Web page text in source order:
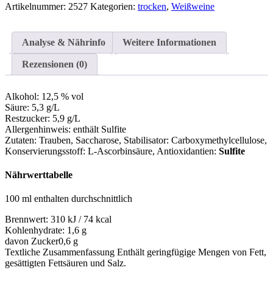
Menge
Artikelnummer: 2527 Kategorien: trocken, Weißweine
Analyse & Nährinfo Weitere Informationen
Rezensionen (0)
Alkohol: 12,5 % vol
Säure: 5,3 g/L
Restzucker: 5,9 g/L
Allergenhinweis: enthält Sulfite
Zutaten: Trauben, Saccharose, Stabilisator: Carboxymethylcellulose,
Konservierungsstoff: L-Ascorbinsäure, Antioxidantien: Sulfite
Nährwerttabelle
100 ml enthalten durchschnittlich
Brennwert: 310 kJ / 74 kcal
Kohlenhydrate: 1,6 g
davon Zucker0,6 g
Textliche Zusammenfassung Enthält geringfügige Mengen von Fett,
gesättigten Fettsäuren und Salz.